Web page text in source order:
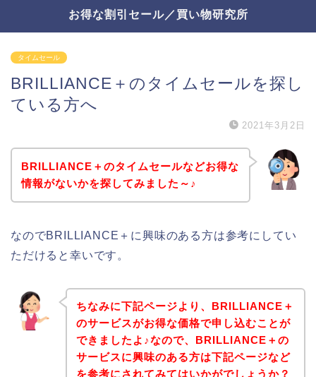
お得な割引セール／買い物研究所
タイムセール
BRILLIANCE＋のタイムセールを探し
ている方へ
2021年3月2日
BRILLIANCE＋のタイムセールなどお得な
情報がないかを探してみました～♪
なのでBRILLIANCE＋に興味のある方は参考にしてい
ただけると幸いです。
ちなみに下記ページより、BRILLIANCE＋
のサービスがお得な価格で申し込むことが
できましたよ♪なので、BRILLIANCE＋の
サービスに興味のある方は下記ページなど
を参考にされてみてはいかがでしょうか？